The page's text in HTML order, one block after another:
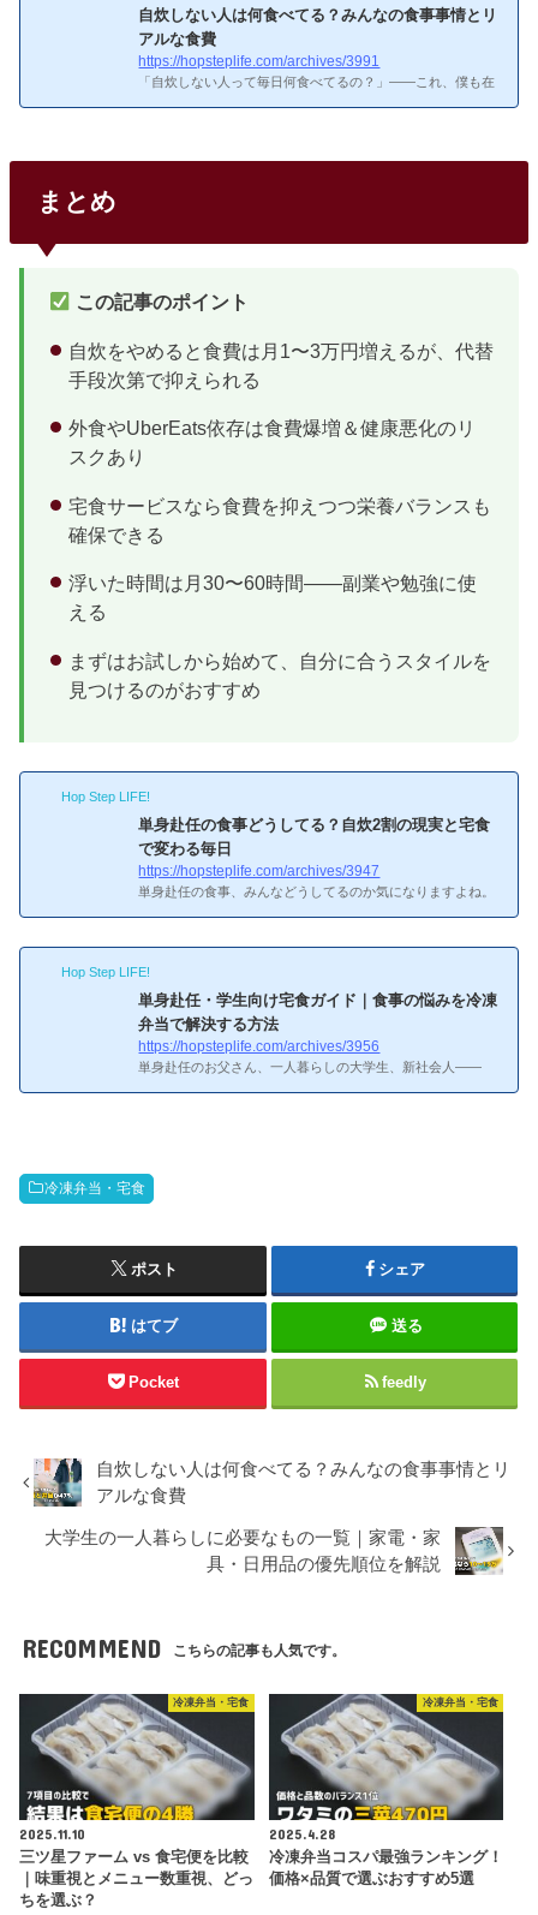
ろう？コツ1：食費の予算を「週単位」で管理する月3万円と
決めても、月単位だと途中で「今いくら使ってるか」が分か
らなくなるんですよね。そこで週7,500円（月3万円÷4週）の
予算を設定して、週ごとに把握するのがおすすめです。僕は
毎週月曜にスマ...
自炊しない人は何食べてる？みんなの食事事情とリ
アルな食費
https://hopsteplife.com/archives/3991
「自炊しない人って毎日何食べてるの？」——これ、僕も在
マってる人もいます。この記事では、自炊しない人のリアル
る？「自炊しないなんて自分だけかも…」と思っている人も
まとめ
この記事のポイント
自炊をやめると食費は月1〜3万円増えるが、代替
手段次第で抑えられる
外食やUberEats依存は食費爆増＆健康悪化のリ
スクあり
宅食サービスなら食費を抑えつつ栄養バランスも
確保できる
浮いた時間は月30〜60時間——副業や勉強に使
える
まずはお試しから始めて、自分に合うスタイルを
見つけるのがおすすめ
Hop Step LIFE!
単身赴任の食事どうしてる？自炊2割の現実と宅食
で変わる毎日
https://hopsteplife.com/archives/3947
単身赴任の食事、みんなどうしてるのか気になりますよね。
は名古屋で在宅ワークのフリーランスですが、一人暮らしで
食事をどうするか問題は他人事じゃないので、冷凍弁当ユー
ザーの立場から解決策を紹介します。単身赴任の食事って実
際みんなどうしてるんだろう...単身赴任者の食事事情【デー
タで見る現実】
食事パターンの割合自炊派（約2割）——
週末にまとめて作り置きするケースが多いコンビニ・スーパ
ー惣...
Hop Step LIFE!
単身赴任・学生向け宅食ガイド｜食事の悩みを冷凍
弁当で解決する方法
https://hopsteplife.com/archives/3956
単身赴任のお父さん、一人暮らしの大学生、新社会人——
がない」「気づいたら3日連続コンビニ弁当だった」——そ
こと単身赴...
冷凍弁当・宅食
ポスト シェア
はてブ 送る
Pocket feedly
自炊しない人は何食べてる？みんなの食事事情とリ
アルな食費
大学生の一人暮らしに必要なもの一覧｜家電・家
具・日用品の優先順位を解説
RECOMMEND こちらの記事も人気です。
冷凍弁当・宅食
2025.11.10
三ツ星ファーム vs 食宅便を比較
｜味重視とメニュー数重視、どっ
ちを選ぶ？
冷凍弁当・宅食
2025.4.28
冷凍弁当コスパ最強ランキング！
価格×品質で選ぶおすすめ5選